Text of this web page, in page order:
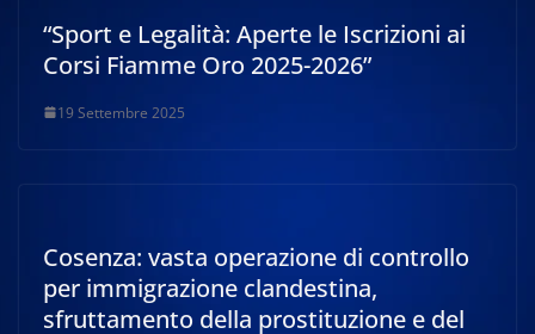
“Sport e Legalità: Aperte le Iscrizioni ai
Corsi Fiamme Oro 2025-2026”
19 Settembre 2025
Cosenza: vasta operazione di controllo
per immigrazione clandestina,
sfruttamento della prostituzione e del